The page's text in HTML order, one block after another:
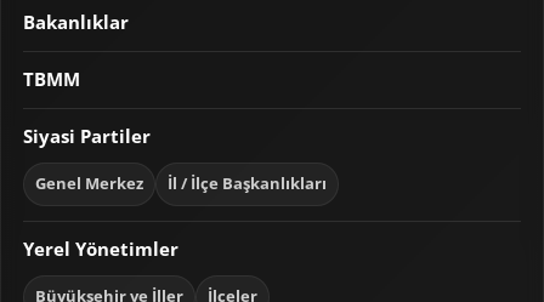
Bakanlıklar
TBMM
Siyasi Partiler
Genel Merkez İl / İlçe Başkanlıkları
Yerel Yönetimler
Büyükşehir ve İller İlçeler